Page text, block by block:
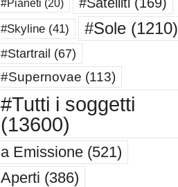
#Pianeti (20)
#Skyline(41) #Sole(1210)
#Startrail (67)
#Supernovae (113)
#Tutti i soggetti
(13600)
a Emissione(521)
Aperti (386)